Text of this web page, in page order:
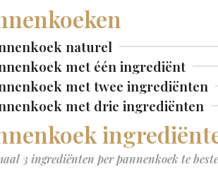
naturel
met één ingrediënt
met twee ingrediënten
met drie ingrediënten
3 ingrediënten per pannenkoek te